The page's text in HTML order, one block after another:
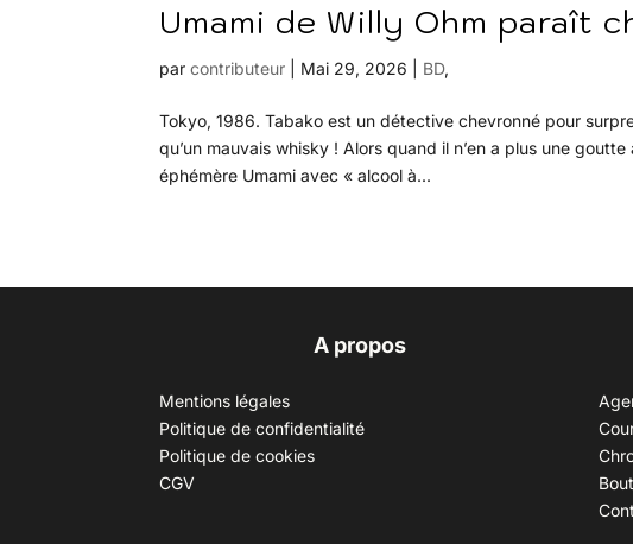
Umami de Willy Ohm paraît
parcontributeur Mai 29, 2026 BD,
Tokyo, 1986. Tabako est un détective chevronné pour
qu’un mauvais whisky ! Alors quand il n’en a plus une
éphémère Umami avec « alcool à...
A propos
Mentions légales
Politique de confidentialité
Politique de cookies
CGV